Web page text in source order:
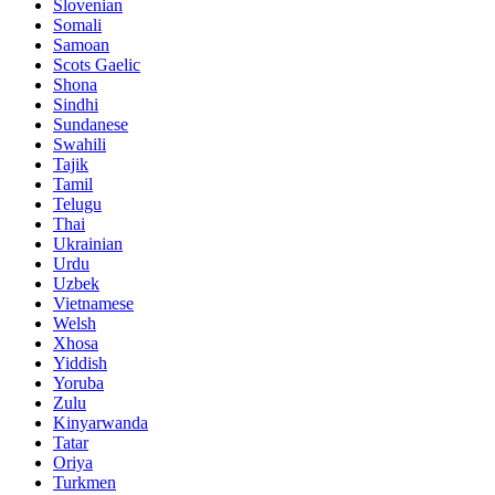
Slovenian
Somali
Samoan
Scots Gaelic
Shona
Sindhi
Sundanese
Swahili
Tajik
Tamil
Telugu
Thai
Ukrainian
Urdu
Uzbek
Vietnamese
Welsh
Xhosa
Yiddish
Yoruba
Zulu
Kinyarwanda
Tatar
Oriya
Turkmen